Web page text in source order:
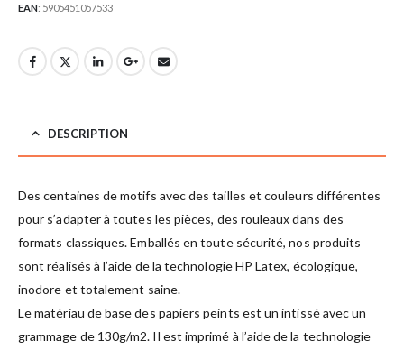
EAN: 5905451057533
DESCRIPTION
Des centaines de motifs avec des tailles et couleurs différentes
pour s’adapter à toutes les pièces, des rouleaux dans des
formats classiques. Emballés en toute sécurité, nos produits
sont réalisés à l’aide de la technologie HP Latex, écologique,
inodore et totalement saine.
Le matériau de base des papiers peints est un intissé avec un
grammage de 130g/m2. Il est imprimé à l’aide de la technologie